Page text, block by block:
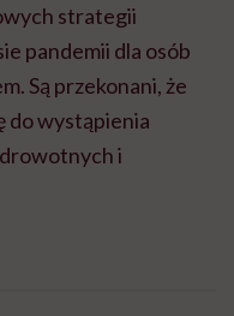
strategii
pandemii dla osób
Są przekonani, że
do wystąpienia
i